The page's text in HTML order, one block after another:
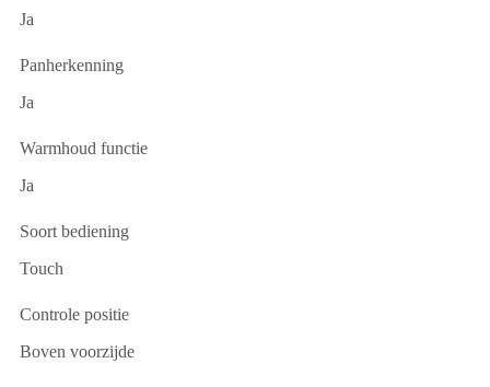
Ja
Panherkenning
Ja
Warmhoud functie
Ja
Soort bediening
Touch
Controle positie
Boven voorzijde